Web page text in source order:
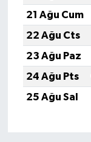
21 Ağu Cum
22 Ağu Cts
23 Ağu Paz
24 Ağu Pts
25 Ağu Sal